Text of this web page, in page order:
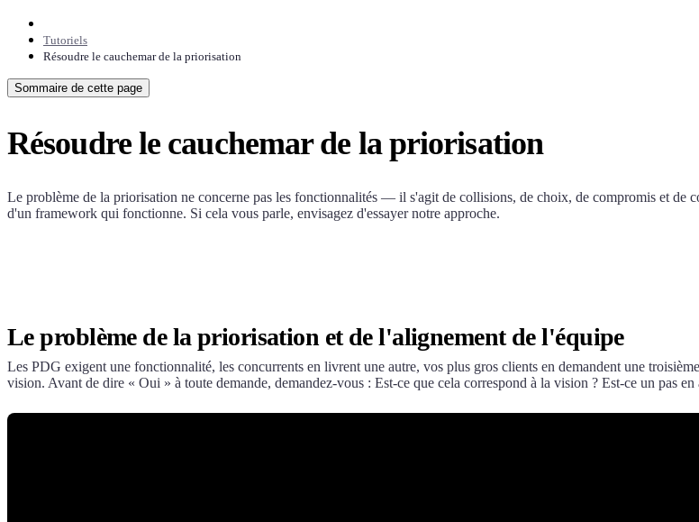
Tutoriels
Résoudre le cauchemar de la priorisation
Sommaire de cette page
Résoudre le cauchemar de la priorisation
Le problème de la priorisation ne concerne pas les fonctionnalités — il s'agit de collisions, de choix, de compromis et de
d'un framework qui fonctionne. Si cela vous parle, envisagez d'essayer notre approche.
Le problème de la priorisation et de l'alignement de l'équipe
Les PDG exigent une fonctionnalité, les concurrents en livrent une autre, vos plus gros clients en demandent une
vision. Avant de dire « Oui » à toute demande, demandez-vous : Est-ce que cela correspond à la vision ? Est-ce un pas